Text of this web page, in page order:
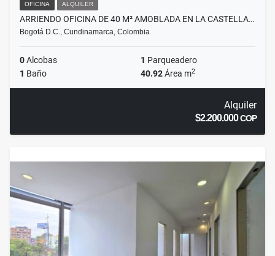
OFICINA ALQUILER
ARRIENDO OFICINA DE 40 M² AMOBLADA EN LA CASTELLA…
Bogotá D.C., Cundinamarca, Colombia
0Alcobas 1 Parqueadero
1 Baño 40.92Área m2
Alquiler
$2.200.000COP